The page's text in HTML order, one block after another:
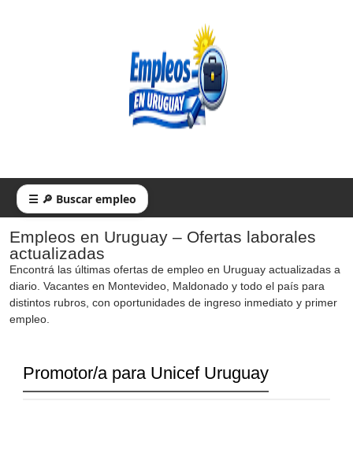
☰ 🔎 Buscar empleo
Empleos en Uruguay – Ofertas laborales
actualizadas
Encontrá las últimas ofertas de empleo en Uruguay actualizadas a
diario. Vacantes en Montevideo, Maldonado y todo el país para
distintos rubros, con oportunidades de ingreso inmediato y primer
empleo.
Promotor/a para Unicef Uruguay